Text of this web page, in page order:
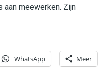
aan meewerken. Zijn
WhatsApp Meer